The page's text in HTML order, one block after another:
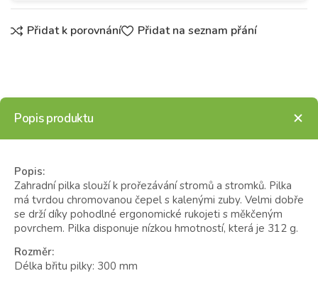
Přidat k porovnání Přidat na seznam přání
Popis produktu
Popis:
Zahradní pilka slouží k prořezávání stromů a stromků. Pilka
má tvrdou chromovanou čepel s kalenými zuby. Velmi dobře
se drží díky pohodlné ergonomické rukojeti s měkčeným
povrchem. Pilka disponuje nízkou hmotností, která je 312 g.
Rozměr:
Délka břitu pilky: 300 mm